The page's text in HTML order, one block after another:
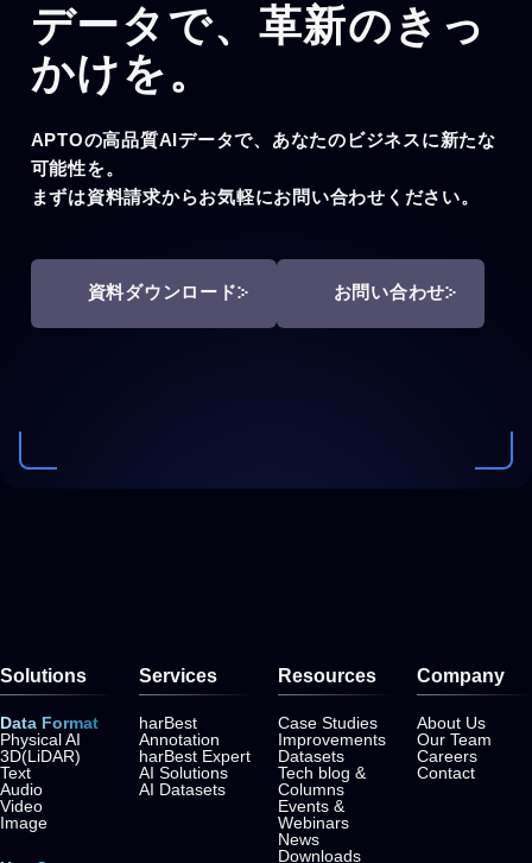
データで、 革新のきっ
かけを。
APTOの高品質AIデータで、あなたのビジネスに新たな
可能性を。
まずは資料請求からお気軽にお問い合わせください。
資料ダウンロード お問い合わせ
Solutions
Data Format
Physical AI
3D(LiDAR)
Text
Audio
Video
Image
Services
harBest
Annotation
harBest Expert
AI Solutions
AI Datasets
Resources
Case Studies
Improvements
Datasets
Tech blog &
Columns
Events &
Webinars
News
Downloads
Company
About Us
Our Team
Careers
Contact